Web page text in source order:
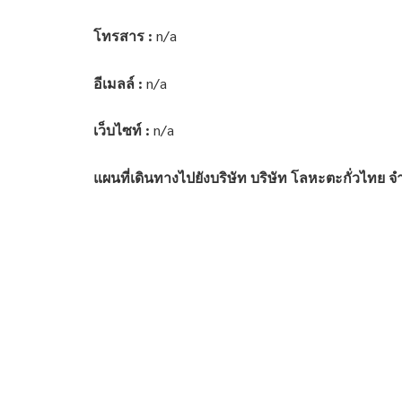
โทรสาร : n/a
อีเมลล์ : n/a
เว็บไซท์ : n/a
แผนที่เดินทางไปยังบริษัท บริษัท โลหะตะกั่วไทย จ